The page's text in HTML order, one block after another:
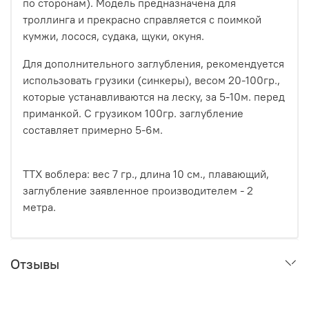
троллинга и прекрасно справляется с поимкой
кумжи, лосося, судака, щуки, окуня.
Для дополнительного заглубления, рекомендуется
использовать грузики (синкеры), весом 20-100гр.,
которые устанавливаются на леску, за 5-10м. перед
приманкой. С грузиком 100гр. заглубление
составляет примерно 5-6м.
ТТХ воблера: вес 7 гр., длина 10 см., плавающий,
заглубление заявленное производителем - 2
метра.
Отзывы